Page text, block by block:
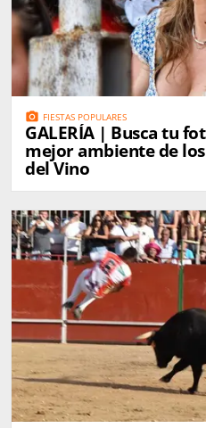
photo_camera FIESTAS POPULARES
GALERÍA | Busca tu
mejor ambiente de
del Vino